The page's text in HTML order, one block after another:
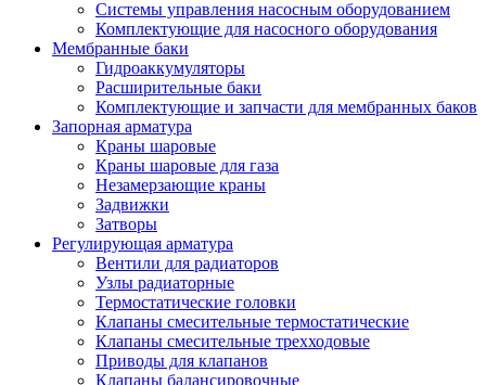
Системы управления насосным оборудованием
Комплектующие для насосного оборудования
Мембранные баки
Гидроаккумуляторы
Расширительные баки
Комплектующие и запчасти для мембранных баков
Запорная арматура
Краны шаровые
Краны шаровые для газа
Незамерзающие краны
Задвижки
Затворы
Регулирующая арматура
Вентили для радиаторов
Узлы радиаторные
Термостатические головки
Клапаны смесительные термостатические
Клапаны смесительные трехходовые
Приводы для клапанов
Клапаны балансировочные